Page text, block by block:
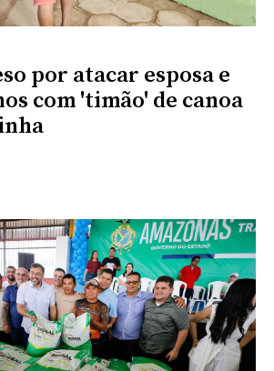
por atacar esposa e
com 'timão' de canoa